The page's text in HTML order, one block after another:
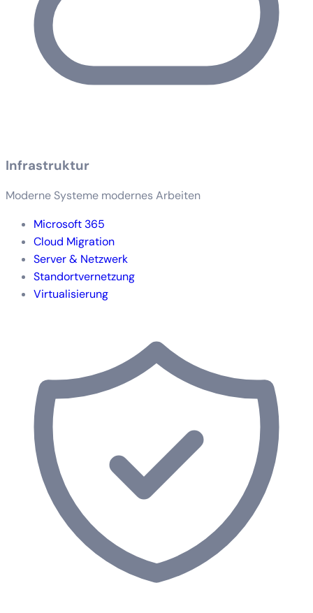
Infrastruktur
Moderne Systeme modernes Arbeiten
Microsoft 365
Cloud Migration
Server & Netzwerk
Standortvernetzung
Virtualisierung